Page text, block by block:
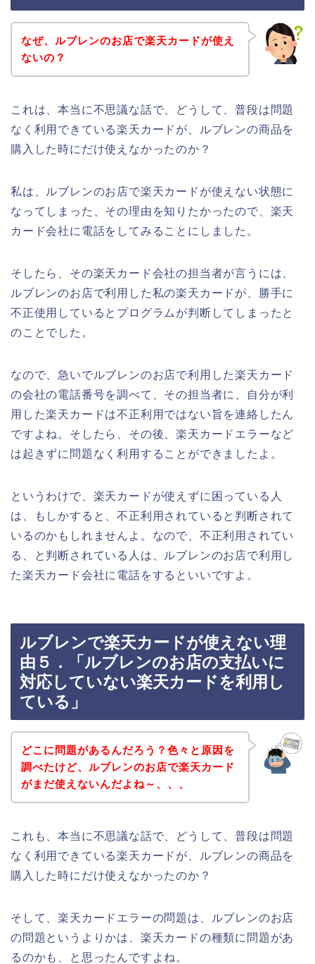
なぜ、ルブレンのお店で楽天カードが使え
ないの？
これは、本当に不思議な話で、どうして、普段は問題
なく利用できている楽天カードが、ルブレンの商品を
購入した時にだけ使えなかったのか？
私は、ルブレンのお店で楽天カードが使えない状態に
なってしまった、その理由を知りたかったので、楽天
カード会社に電話をしてみることにしました。
そしたら、その楽天カード会社の担当者が言うには、
ルブレンのお店で利用した私の楽天カードが、勝手に
不正使用しているとプログラムが判断してしまったと
のことでした。
なので、急いでルブレンのお店で利用した楽天カード
の会社の電話番号を調べて、その担当者に、自分が利
用した楽天カードは不正利用ではない旨を連絡したん
ですよね。そしたら、その後、楽天カードエラーなど
は起きずに問題なく利用することができましたよ。
というわけで、楽天カードが使えずに困っている人
は、もしかすると、不正利用されていると判断されて
いるのかもしれませんよ。なので、不正利用されてい
る、と判断されている人は、ルブレンのお店で利用し
た楽天カード会社に電話をするといいですよ。
ルブレンで楽天カードが使えない理
由５．「ルブレンのお店の支払いに
対応していない楽天カードを利用し
ている」
どこに問題があるんだろう？色々と原因を
調べたけど、ルブレンのお店で楽天カード
がまだ使えないんだよね～、、、
これも、本当に不思議な話で、どうして、普段は問題
なく利用できている楽天カードが、ルブレンの商品を
購入した時にだけ使えなかったのか？
そして、楽天カードエラーの問題は、ルブレンのお店
の問題というよりかは、楽天カードの種類に問題があ
るのかも、と思ったんですよね。